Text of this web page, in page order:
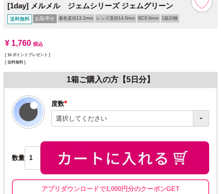
[1day] メルメル ジェムシリーズ ジェムグリーン
送料無料 お取寄せ 着色直径13.2mm レンズ直径14.0mm BC8.6mm 1箱10枚
¥ 1,760 税込
[ 16 ポイントプレゼント ]
送料無料
1箱ご購入の方【5日分】
度数
(必
須)
数量
アプリダウンロードで1,000円分のクーポンGET